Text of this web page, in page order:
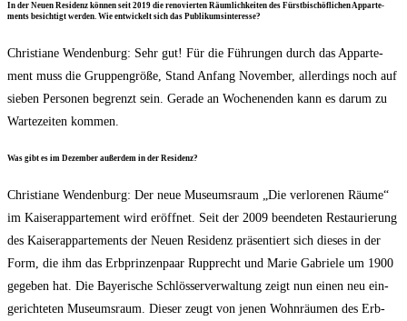
In der Neu­en Resi­denz kön­nen seit 2019 die reno­vier­ten Räum­lich­kei­ten des Fürst­bi­schöf­li­chen Appar­te­
ments besich­tigt wer­den. Wie ent­wi­ckelt sich das Publikumsinteresse?
Chris­tia­ne Wen­den­burg: Sehr gut! Für die Füh­run­gen durch das Appar­te­
ment muss die Grup­pen­grö­ße, Stand Anfang Novem­ber, aller­dings noch auf
sie­ben Per­so­nen begrenzt sein. Gera­de an Wochen­en­den kann es dar­um zu
War­te­zei­ten kommen.
Was gibt es im Dezem­ber außer­dem in der Residenz?
Chris­tia­ne Wen­den­burg: Der neue Muse­ums­raum „Die ver­lo­re­nen Räu­me“
im Kai­ser­ap­par­te­ment wird eröff­net. Seit der 2009 been­de­ten Restau­rie­rung
des Kai­ser­ap­par­te­ments der Neu­en Resi­denz prä­sen­tiert sich die­ses in der
Form, die ihm das Erb­prin­zen­paar Rup­p­recht und Marie Gabrie­le um 1900
gege­ben hat. Die Baye­ri­sche Schlös­ser­ver­wal­tung zeigt nun einen neu ein­
ge­rich­te­ten Muse­ums­raum. Die­ser zeugt von jenen Wohn­räu­men des Erb­